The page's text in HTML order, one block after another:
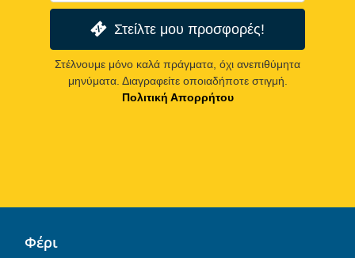
Στείλτε μου προσφορές!
Στέλνουμε μόνο καλά πράγματα, όχι ανεπιθύμητα
μηνύματα. Διαγραφείτε οποιαδήποτε στιγμή.
Πολιτική Απορρήτου
Φέρι